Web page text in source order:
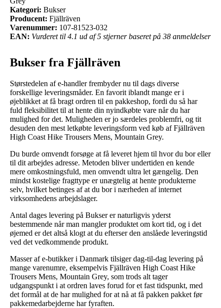
Kategori: Bukser
Producent: Fjällräven
Varenummer: 107-81523-032
EAN: Vurderet til 4.1 ud af 5 stjerner baseret på 38 anmeldelser
Bukser fra Fjällräven
Størstedelen af e-handler frembyder nu til dags diverse
forskellige leveringsmåder. En favorit iblandt mange er i
øjeblikket at få bragt ordren til en pakkeshop, fordi du så har
fuld fleksibilitet til at hente din nyindkøbte vare når du har
mulighed for det. Muligheden er jo særdeles problemfri, og tit
desuden den mest letkøbte leveringsform ved køb af Fjällräven
High Coast Hike Trousers Mens, Mountain Grey.
Du burde omvendt forsøge at få leveret hjem til hvor du bor eller
til dit arbejdes adresse. Metoden bliver undertiden en kende
mere omkostningsfuld, men omvendt ultra let gængelig. Den
mindst kostelige fragttype er unægtelig at hente produkterne
selv, hvilket betinges af at du bor i nærheden af internet
virksomhedens arbejdslager.
Antal dages levering på Bukser er naturligvis yderst
bestemmende når man mangler produktet om kort tid, og i det
øjemed er det altså klogt at du efterser den anslåede leveringstid
ved det vedkommende produkt.
Masser af e-butikker i Danmark tilsiger dag-til-dag levering på
mange varenumre, eksempelvis Fjällräven High Coast Hike
Trousers Mens, Mountain Grey, som trods alt tager
udgangspunkt i at ordren laves forud for et fast tidspunkt, med
det formål at de har mulighed for at nå at få pakken pakket før
pakkemedarbejderne har fyraften.